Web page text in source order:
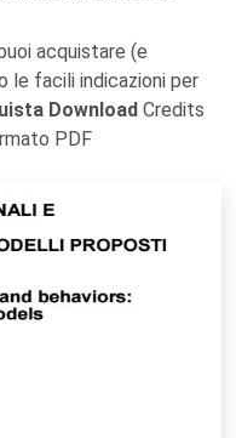
acquistare (e
le facili indicazioni per
Download Credits
PDF